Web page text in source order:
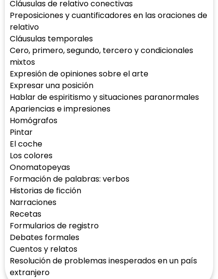
Cláusulas de relativo conectivas
Preposiciones y cuantificadores en las oraciones de
relativo
Cláusulas temporales
Cero, primero, segundo, tercero y condicionales
mixtos
Expresión de opiniones sobre el arte
Expresar una posición
Hablar de espiritismo y situaciones paranormales
Apariencias e impresiones
Homógrafos
Pintar
El coche
Los colores
Onomatopeyas
Formación de palabras: verbos
Historias de ficción
Narraciones
Recetas
Formularios de registro
Debates formales
Cuentos y relatos
Resolución de problemas inesperados en un país
extranjero